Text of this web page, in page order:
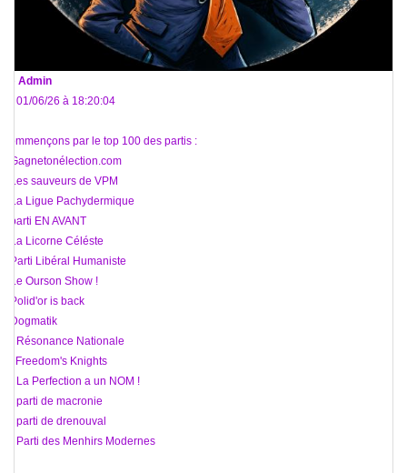
Admin
Le 01/06/26 à 18:20:04
Commençons par le top 100 des partis :
1 Gagnetonélection.com
2 Les sauveurs de VPM
3 La Ligue Pachydermique
4 parti EN AVANT
5 La Licorne Céléste
6 Parti Libéral Humaniste
7 Le Ourson Show !
8 Polid'or is back
9 Dogmatik
10 Résonance Nationale
11 Freedom's Knights
12 La Perfection a un NOM !
13 parti de macronie
14 parti de drenouval
15 Parti des Menhirs Modernes